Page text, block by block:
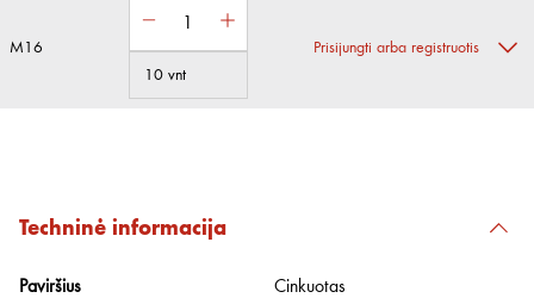
M16
10 vnt
Prisijungti arba registruotis
Techninė informacija
Paviršius Cinkuotas